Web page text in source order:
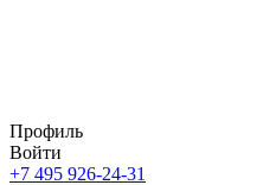
Профиль
Войти
+7 495 926-24-31